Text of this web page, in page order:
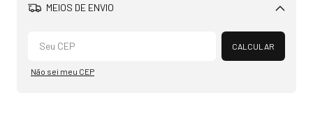
MEIOS DE ENVIO
Alterar CEP
CALCULAR
Não sei meu CEP